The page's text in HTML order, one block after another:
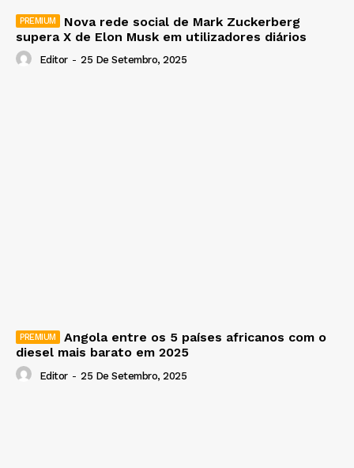
Nova rede social de Mark Zuckerberg
supera X de Elon Musk em utilizadores diários
Editor - 25 De Setembro, 2025
Angola entre os 5 países africanos com o
diesel mais barato em 2025
Editor - 25 De Setembro, 2025